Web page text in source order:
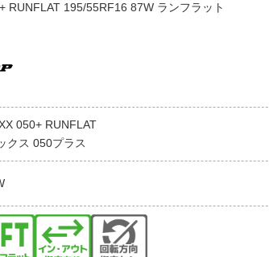
RUNFLAT 195/55RF16 87W ランフラット
050+ RUNFLAT
クス 050プラス